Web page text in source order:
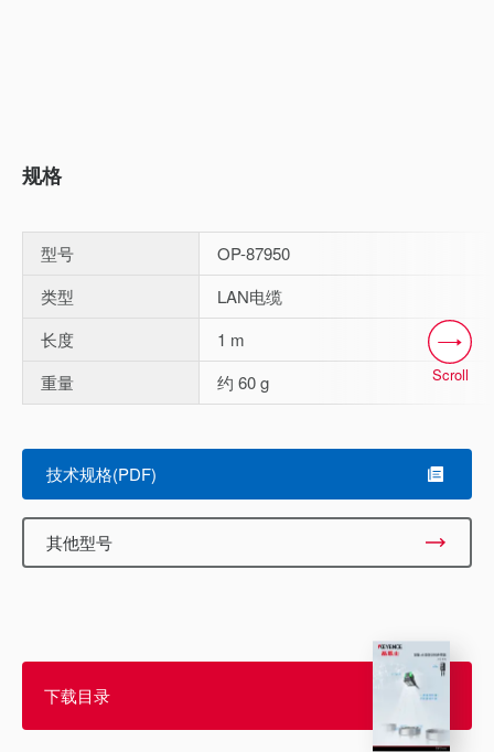
规格
型号
OP-87950
类型
LAN电缆
长度
1 m
重量
约 60 g Scroll
技术规格(PDF)
其他型号
下载目录